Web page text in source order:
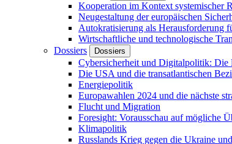
Kooperation im Kontext systemischer
Neugestaltung der europäischen
Autokratisierung als Herausforderung
Wirtschaftliche und technologische
Dossiers
Dossiers
Cybersicherheit und Digitalpolitik: Die
Die USA und die transatlantischen
Energiepolitik
Europawahlen 2024 und die nächste
Flucht und Migration
Foresight: Vorausschau auf mögliche
Klimapolitik
Russlands Krieg gegen die Ukraine